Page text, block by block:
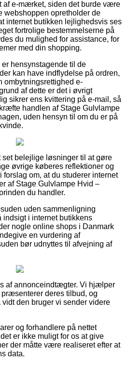
af e-mærket, siden det burde være
webshoppen opretholder de
internet butikken lejlighedsvis ses
fortrolige bestemmelserne på
du mulighed for assistance, for
med din shopping.
hensynstagende til de
kan have indflydelse på ordren,
ombytningsrettighed e-
af dette er det i øvrigt
sikrer ens kvittering på e-mail, så
handlen af Stage Gulvlampe
uden hensyn til om du er på
set belejlige løsninger til at gøre
øvrige køberes reflektioner og
forslag om, at du studerer internet
af Stage Gulvlampe Hvid –
du handler.
uden sammenligning
indsigt i internet butikkens
nogle online shops i Danmark
en vurdering af
bør udnyttes til afvejning af
af annonceindtægter. Vi hjælper
deres tilbud, og
den bruger vi sender videre
og forhandlere på nettet
er ikke muligt for os at give
der måtte være realiseret efter at
data.